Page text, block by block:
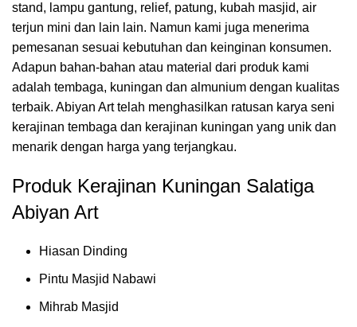
stand, lampu gantung, relief, patung, kubah masjid, air
terjun mini dan lain lain. Namun kami juga menerima
pemesanan sesuai kebutuhan dan keinginan konsumen.
Adapun bahan-bahan atau material dari produk kami
adalah tembaga, kuningan dan almunium dengan kualitas
terbaik. Abiyan Art telah menghasilkan ratusan karya seni
kerajinan tembaga dan kerajinan kuningan yang unik dan
menarik dengan harga yang terjangkau.
Produk Kerajinan Kuningan Salatiga
Abiyan Art
Hiasan Dinding
Pintu Masjid Nabawi
Mihrab Masjid